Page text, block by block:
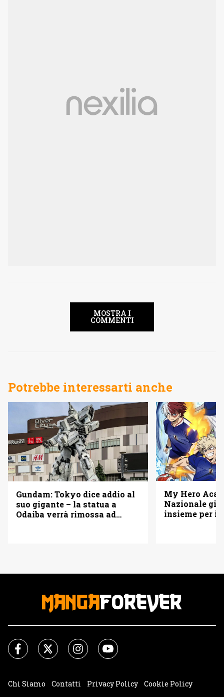
MOSTRA I
COMMENTI
Potrebbe interessarti anche
Gundam: Tokyo dice addio al
suo gigante – la statua a
Odaiba verrà rimossa ad
My Hero
Nazionale
insieme per i
Chi Siamo Contatti Privacy Policy
Cookie Policy